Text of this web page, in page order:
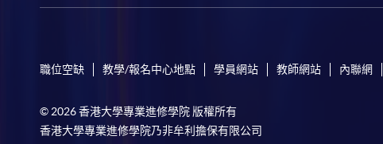
職位空缺 教學/報名中心地點 學員網站 教師網站 內聯網
© 2026 香港大學專業進修學院 版權所有
香港大學專業進修學院乃非牟利擔保有限公司